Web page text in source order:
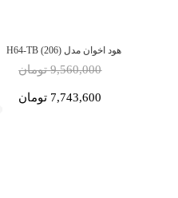
هود اخوان مدل H64-TB (206)
9,560,000 تومان
7,743,600 تومان